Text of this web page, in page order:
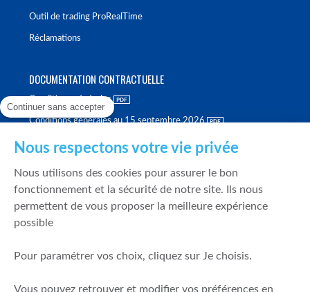
Outil de trading ProRealTime
Réclamations
DOCUMENTATION CONTRACTUELLE
Conditions générales
Conditions générales au 15 septembre 2026
Politique de meilleure sélection
Politique de durabilité
Fonds de garantie des dépôts et de résolution
Mentions légales
Continuer sans accepter
Nous respectons votre vie privée
Nous utilisons des cookies pour assurer le bon
fonctionnement et la sécurité de notre site. Ils nous
permettent de vous proposer la meilleure expérience
possible
Pour paramétrer vos choix, cliquez sur Je choisis.
Vous pouvez retrouver et modifier vos préférences en